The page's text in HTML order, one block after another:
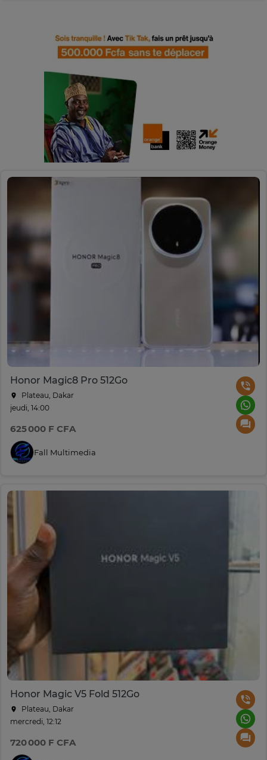
Honor Magic8 Pro 512Go
Plateau, Dakar
jeudi, 14:00
625 000 F CFA
Fall Multimedia
Honor Magic V5 Fold 512Go
Plateau, Dakar
mercredi, 12:12
720 000 F CFA